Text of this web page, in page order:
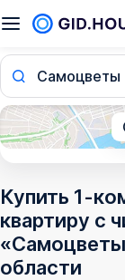
Самоцветы
Купить 1-
квартиру с
области